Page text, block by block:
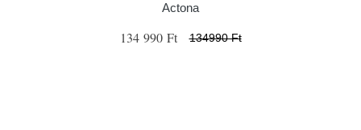
Actona
134 990 Ft 134990 Ft